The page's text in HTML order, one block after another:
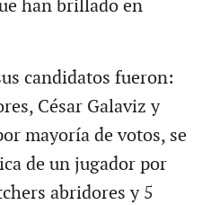
han brillado en
candidatos fueron:
César Galaviz y
mayoría de votos, se
de un jugador por
abridores y 5